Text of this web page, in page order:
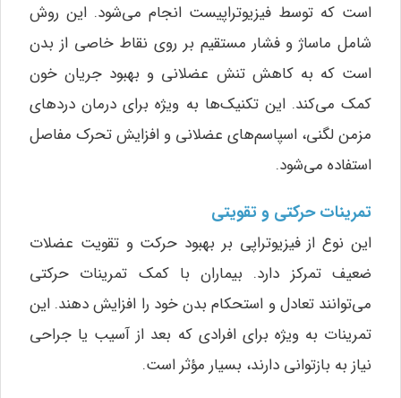
است که توسط فیزیوتراپیست انجام می‌شود. این روش
شامل ماساژ و فشار مستقیم بر روی نقاط خاصی از بدن
است که به کاهش تنش عضلانی و بهبود جریان خون
کمک می‌کند. این تکنیک‌ها به ویژه برای درمان دردهای
مزمن لگنی، اسپاسم‌های عضلانی و افزایش تحرک مفاصل
استفاده می‌شود.
تمرینات حرکتی و تقویتی
این نوع از فیزیوتراپی بر بهبود حرکت و تقویت عضلات
ضعیف تمرکز دارد. بیماران با کمک تمرینات حرکتی
می‌توانند تعادل و استحکام بدن خود را افزایش دهند. این
تمرینات به ویژه برای افرادی که بعد از آسیب یا جراحی
نیاز به بازتوانی دارند، بسیار مؤثر است.